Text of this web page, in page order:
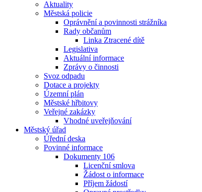
Aktuality
Městská policie
Oprávnění a povinnosti strážníka
Rady občanům
Linka Ztracené dítě
Legislativa
Aktuální informace
Zprávy o činnosti
Svoz odpadu
Dotace a projekty
Územní plán
Městské hřbitovy
Veřejné zakázky
Vhodné uveřejňování
Městský úřad
Úřední deska
Povinné informace
Dokumenty 106
Licenční smlova
Žádost o informace
Příjem žádostí